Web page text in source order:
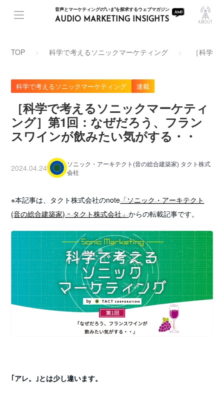
音声とマーケティングの"いま"を探求するウェブマガジン
AUDIO MARKETING INSIGHTS ABOUT
TOP 科学で考えるソニックマーケティング ［科学
科学で考えるソニックマーケティング 連載
［科学で考えるソニックマーケティ
ング］第1回：なぜだろう、フラン
スワインが飲みたい気がする・・
2024.04.24
ソニック・アーキテクト(音の総合建築家) タクト株式
会社
※本記事は、タクト株式会社のnote 「ソニック・アーキテクト
(音の総合建築家) ｰ タクト株式会社」からの転載記事です。
｢アレ。｣とは少し違います。